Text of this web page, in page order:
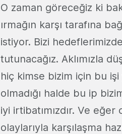
O zaman göreceğiz ki
ırmağın karşı tarafına
istiyor. Bizi
tutunacağız. Aklımızla
hiç kimse bizim için bu
olmadığı halde bu ip
iyi irtibatımızdır. Ve eğer
olaylarıyla karşılaşma